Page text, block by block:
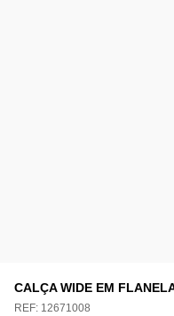
CALÇA WIDE EM
REF: 12671008